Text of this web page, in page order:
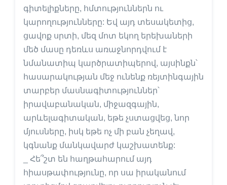
գիտելիքները, հմտություններն ու
կարողությունները: Եվ այդ տեսակետից,
ցավոք սրտի, մեզ մոտ եկող երեխաների
մեծ մասը դեռևս առաջնորդվում է
նմանատիպ կարծրատիպերով, այսինքն՝
հասարակության մեջ ունենք ռեյտինգային
տարբեր մասնագիտություններ՝
իրավաբանական, միջազգային,
արևելագիտական, եթե չստացվեց, նոր
մյուսները, իսկ եթե ոչ մի բան չեղավ,
կգնանք մանկավարժ կաշխատենք:
_ Հե՞շտ են հաղթահարում այդ
հիասթափությունը, որ սա իրականում